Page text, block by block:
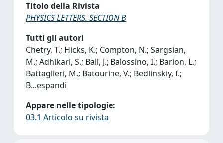
Titolo della Rivista
PHYSICS LETTERS. SECTION B
Tutti gli autori
Chetry, T.; Hicks, K.; Compton, N.; Sargsian,
M.; Adhikari, S.; Ball, J.; Balossino, I.; Barion, L.;
Battaglieri, M.; Batourine, V.; Bedlinskiy, I.;
B...espandi
Appare nelle tipologie:
03.1 Articolo su rivista